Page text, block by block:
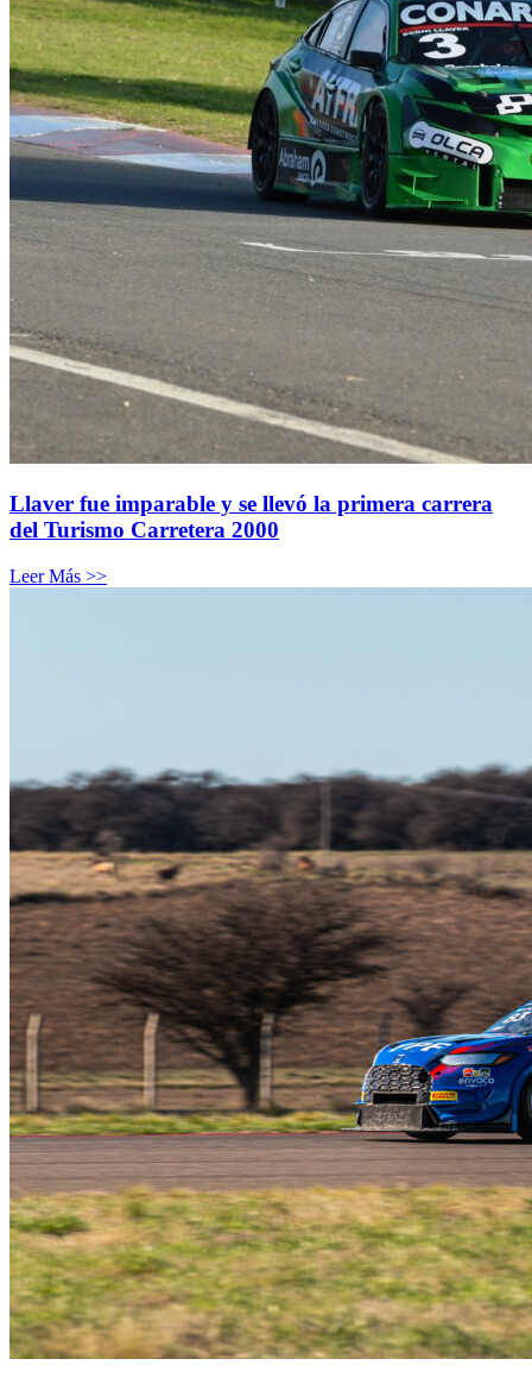
Llaver fue imparable y se llevó la primera carrera
del Turismo Carretera 2000
Leer Más >>